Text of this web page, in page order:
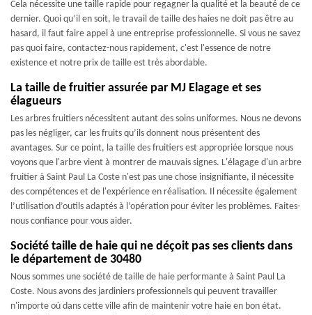
Cela nécessite une taille rapide pour regagner la qualité et la beauté de ce
dernier. Quoi qu’il en soit, le travail de taille des haies ne doit pas être au
hasard, il faut faire appel à une entreprise professionnelle. Si vous ne savez
pas quoi faire, contactez-nous rapidement, c'est l'essence de notre
existence et notre prix de taille est très abordable.
La taille de fruitier assurée par MJ Elagage et ses
élagueurs
Les arbres fruitiers nécessitent autant des soins uniformes. Nous ne devons
pas les négliger, car les fruits qu’ils donnent nous présentent des
avantages. Sur ce point, la taille des fruitiers est appropriée lorsque nous
voyons que l'arbre vient à montrer de mauvais signes. L'élagage d'un arbre
fruitier à Saint Paul La Coste n'est pas une chose insignifiante, il nécessite
des compétences et de l'expérience en réalisation. Il nécessite également
l’utilisation d’outils adaptés à l’opération pour éviter les problèmes. Faites-
nous confiance pour vous aider.
Société taille de haie qui ne déçoit pas ses clients dans
le département de 30480
Nous sommes une société de taille de haie performante à Saint Paul La
Coste. Nous avons des jardiniers professionnels qui peuvent travailler
n'importe où dans cette ville afin de maintenir votre haie en bon état.